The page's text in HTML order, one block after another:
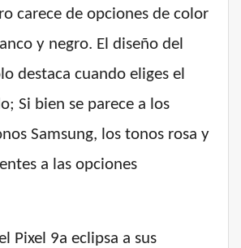
carece de opciones de color
y negro. El diseño del
destaca cuando eliges el
Si bien se parece a los
Samsung, los tonos rosa y
a las opciones
Pixel 9a eclipsa a sus